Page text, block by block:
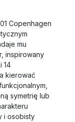
Copenhagen
mu
inspirowany
14
kierować
symetrię lub
i osobisty